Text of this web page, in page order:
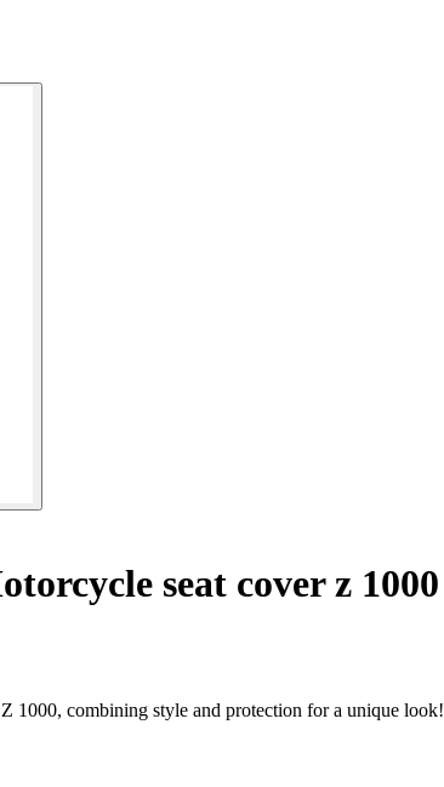
seat cover z 1000
1000, combining style and protection for a unique look!